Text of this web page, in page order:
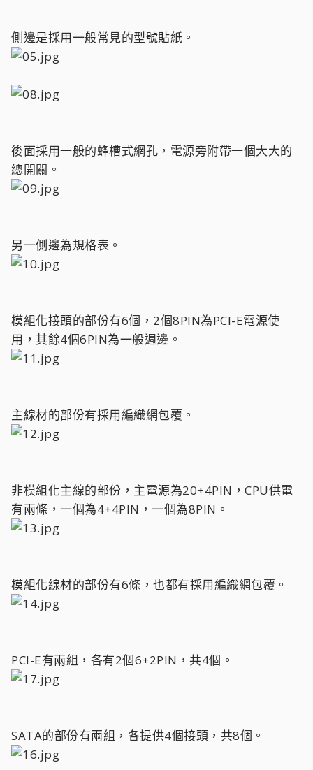
側邊是採用一般常見的型號貼紙。
後面採用一般的蜂槽式網孔，電源旁附帶一個大大的
總開關。
另一側邊為規格表。
模組化接頭的部份有6個，2個8PIN為PCI-E電源使
用，其餘4個6PIN為一般週邊。
主線材的部份有採用編織網包覆。
非模組化主線的部份，主電源為20+4PIN，CPU供電
有兩條，一個為4+4PIN，一個為8PIN。
模組化線材的部份有6條，也都有採用編織網包覆。
PCI-E有兩組，各有2個6+2PIN，共4個。
SATA的部份有兩組，各提供4個接頭，共8個。